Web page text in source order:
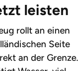
leisten
rollt an einen
Seite
an der Grenze.